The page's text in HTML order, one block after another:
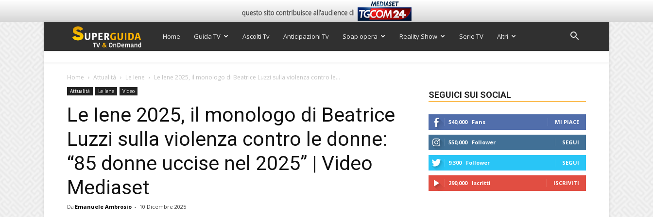
Super
Home Guida TV Ascolti Tv Anticipazioni Tv Soap opera Reality Show Serie TV Altri
Home Attualità Le Iene Le Iene 2025, il monologo di Beatrice Luzzi sulla violenza contro le...
Attualità Le Iene Video
Le Iene 2025, il monologo di Beatrice
Luzzi sulla violenza contro le donne:
“85 donne uccise nel 2025” | Video
Mediaset
Da Emanuele Ambrosio - 10 Dicembre 2025
SEGUICI SUI SOCIAL
540,000 Fans MI PIACE
550,000 Follower SEGUI
9,300 Follower SEGUI
290,000 Iscritti ISCRIVITI